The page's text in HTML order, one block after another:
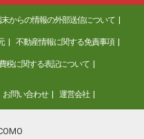
からの情報の外部送信について
不動産情報に関する免責事項
税に関する表記について
お問い合わせ 運営会社